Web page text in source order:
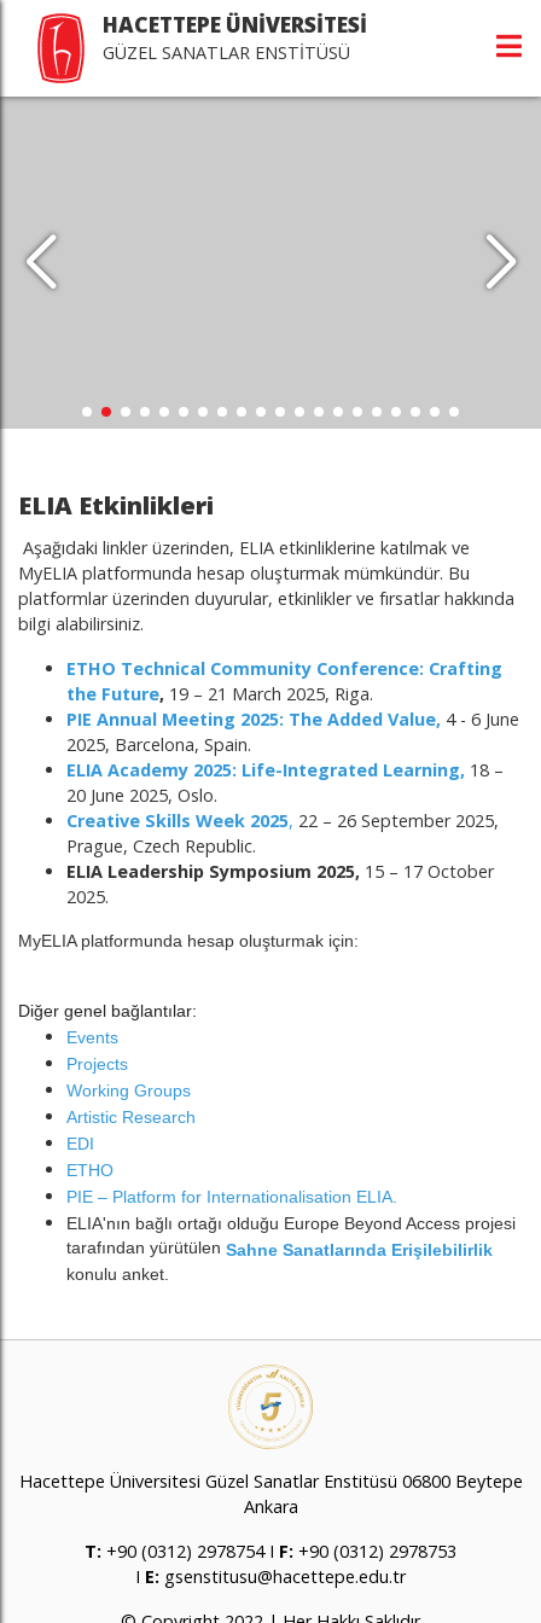
HACETTEPE ÜNİVERSİTESİ
GÜZEL SANATLAR ENSTİTÜSÜ
ELIA Etkinlikleri
Aşağıdaki linkler üzerinden, ELIA etkinliklerine katılmak ve
MyELIA platformunda hesap oluşturmak mümkündür. Bu
platformlar üzerinden duyurular, etkinlikler ve fırsatlar hakkında
bilgi alabilirsiniz.
ETHO Technical Community Conference: Crafting
the Future, 19 – 21 March 2025, Riga.
PIE Annual Meeting 2025: The Added Value, 4 - 6 June
2025, Barcelona, Spain.
ELIA Academy 2025: Life-Integrated Learning, 18 –
20 June 2025, Oslo.
Creative Skills Week 2025, 22 – 26 September 2025,
Prague, Czech Republic.
ELIA Leadership Symposium 2025, 15 – 17 October
2025.
MyELIA platformunda hesap oluşturmak için:
Diğer genel bağlantılar:
Events
Projects
Working Groups
Artistic Research
EDI
ETHO
PIE – Platform for Internationalisation ELIA
ELIA'nın bağlı ortağı olduğu Europe Beyond Access projesi
tarafından yürütülen Sahne Sanatlarında Erişilebilirlik
konulu anket.
Hacettepe Üniversitesi Güzel Sanatlar Enstitüsü 06800 Beytepe
Ankara
T: +90 (0312) 2978754 I F: +90 (0312) 2978753
I E: gsenstitusu@hacettepe.edu.tr